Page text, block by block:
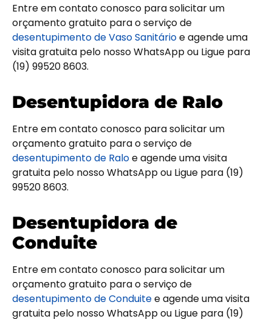
Entre em contato conosco para solicitar um
orçamento gratuito para o serviço de
desentupimento de Vaso Sanitárioe agende uma
visita gratuita pelo nosso WhatsApp ou Ligue para
(19) 99520 8603.
Desentupidora de Ralo
Entre em contato conosco para solicitar um
orçamento gratuito para o serviço de
desentupimento de Raloe agende uma visita
gratuita pelo nosso WhatsApp ou Ligue para (19)
99520 8603.
Desentupidora de
Conduite
Entre em contato conosco para solicitar um
orçamento gratuito para o serviço de
desentupimento de Conduitee agende uma visita
gratuita pelo nosso WhatsApp ou Ligue para (19)